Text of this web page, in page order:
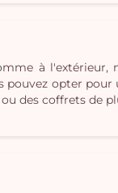
à
opter pour
des coffrets de